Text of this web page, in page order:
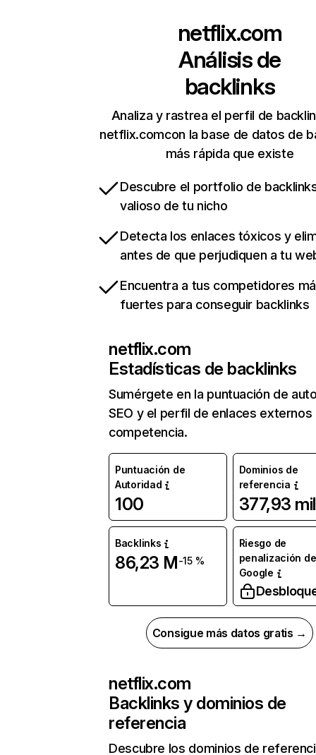
netflix.com
Análisis de
backlinks
Analiza y rastrea el perfil de
netflix.comcon la base de datos de
más rápida que existe
Descubre el portfolio de
valioso de tu nicho
Detecta los enlaces tóxicos y
antes de que perjudiquen a tu
Encuentra a tus competidores
fuertes para conseguir backlinks
netflix.com
Estadísticas de backlinks
Sumérgete en la puntuación de
SEO y el perfil de enlaces externos
competencia.
Puntuación de
Autoridad
100
Dominios de
referencia
377,93 mil
Backlinks
86,23 M-15 %
Riesgo de
penalización de
Google
Consigue más datos gratis →
netflix.com
Backlinks y dominios de
referencia
Descubre los dominios de